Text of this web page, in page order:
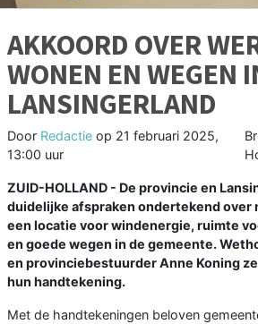
AKKOORD OVER
WONEN EN WEGEN
LANSINGERLAND
Door Redactie op 21 februari 2025,
13:00 uur
ZUID-HOLLAND - De provincie en
duidelijke afspraken ondertekend over
een locatie voor windenergie, ruimte
en goede wegen in de gemeente.
en provinciebestuurder Anne Koning
hun handtekening.
Met de handtekeningen beloven